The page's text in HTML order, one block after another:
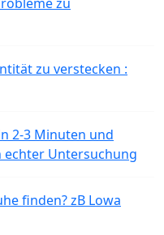
zu verstecken :
2-3 Minuten und
echter Untersuchung
finden? zB Lowa